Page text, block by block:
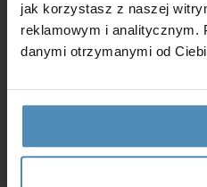
jak korzystasz z naszej
reklamowym i analitycznym.
danymi otrzymanymi od
*Wyrażam zgodę na
w celach marketingowych